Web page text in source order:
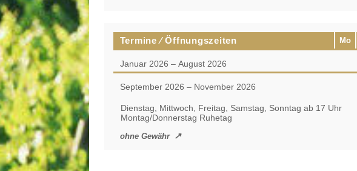
Termine ⁄ Öffnungszeiten Mo
Januar 2026 – August 2026
September 2026 – November 2026
Dienstag, Mittwoch, Freitag, Samstag, Sonntag ab 17 Uhr
Montag/Donnerstag Ruhetag
ohne Gewähr